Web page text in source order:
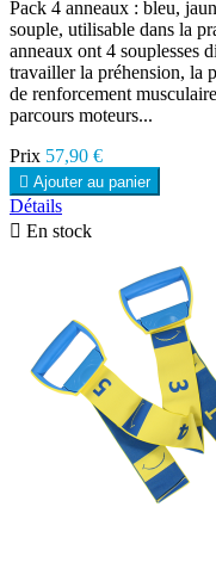
Pack 4 anneaux : bleu,
souple, utilisable dans la
anneaux ont 4 souplesses
travailler la préhension, la
de renforcement
parcours moteurs...
Prix 57,90 €
 Ajouter au panier
Détails
 En stock